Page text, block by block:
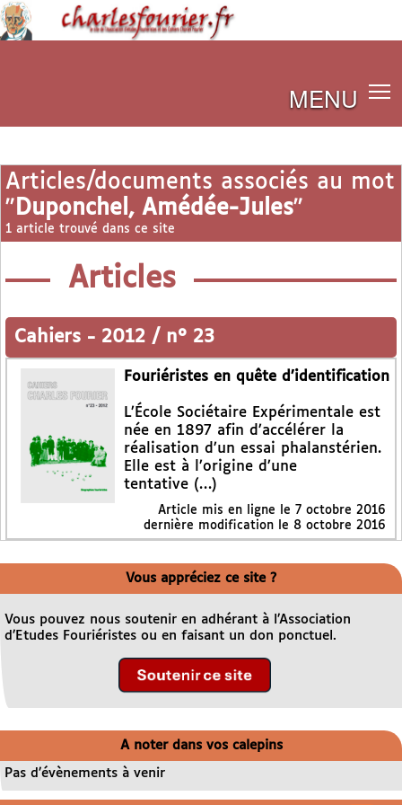
MENU
Articles/documents associés au mot
" Duponchel, Amédée-Jules"
1 article trouvé dans ce site
Articles
Cahiers - 2012 / n° 23
Fouriéristes en quête d’identification
L’École Sociétaire Expérimentale est
née en 1897 afin d’accélérer la
réalisation d’un essai phalanstérien.
Elle est à l’origine d’une
tentative (…)
Article mis en ligne le 7 octobre 2016
dernière modification le 8 octobre 2016
Vous appréciez ce site ?
Vous pouvez nous soutenir en adhérant à l’Association
d’Etudes Fouriéristes ou en faisant un don ponctuel.
A noter dans vos calepins
Pas d’évènements à venir